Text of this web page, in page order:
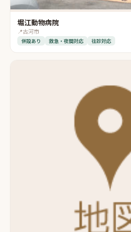
堀江動物病院
📍古河市
併設あり 救急・夜間対応 往診対応